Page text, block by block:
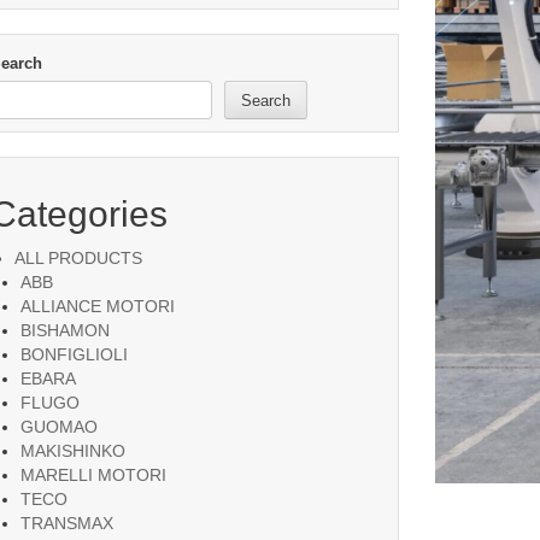
Search
ALL PRODUCTS
ABB
ALLIANCE MOTORI
BISHAMON
BONFIGLIOLI
EBARA
FLUGO
GUOMAO
MAKISHINKO
MARELLI MOTORI
TECO
TRANSMAX